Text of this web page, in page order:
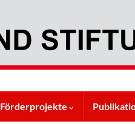
Förderprojekte